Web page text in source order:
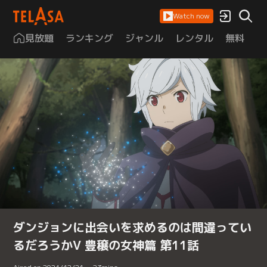
Watch now
見放題 ランキング ジャンル レンタル 無料
ダンジョンに出会いを求めるのは間違ってい
るだろうかV 豊穣の女神篇 第11話